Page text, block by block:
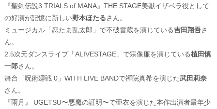
『聖剣伝説3 TRIALS of MANA』THE STAGE美獣イザベラ役として
の好演が記憶に新しい野本ほたるさん。
ミュージカル「忍たま乱太郎」で不破雷蔵を演じている吉田翔吾さ
ん。
2.5次元ダンスライブ「ALIVESTAGE」で宗像廉を演じている植田慎
一郎さん。
舞台「呪術廻戦 0」WITH LIVE BANDで禪院真希を演じた武田莉奈
さん。
『雨月』 UGETSU〜悪魔の証明〜で亜衣を演じた本作出演者最年少